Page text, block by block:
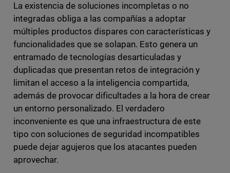
La existencia de soluciones incompletas o no
integradas obliga a las compañías a adoptar
múltiples productos dispares con características y
funcionalidades que se solapan. Esto genera un
entramado de tecnologías desarticuladas y
duplicadas que presentan retos de integración y
limitan el acceso a la inteligencia compartida,
además de provocar dificultades a la hora de crear
un entorno personalizado. El verdadero
inconveniente es que una infraestructura de este
tipo con soluciones de seguridad incompatibles
puede dejar agujeros que los atacantes pueden
aprovechar.